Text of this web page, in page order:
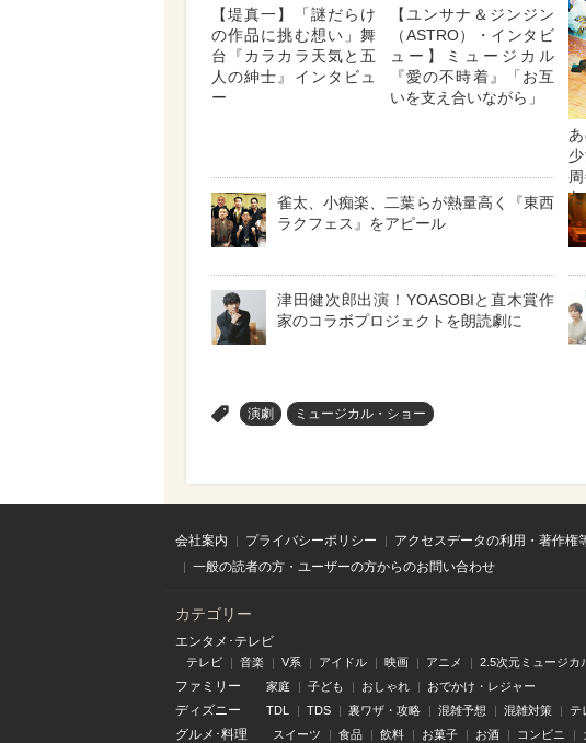
【堤真一】「謎だらけ
の作品に挑む想い」舞
台『カラカラ天気と五
人の紳士』インタビュ
ー
【ユンサナ＆ジンジン
（ASTRO）・インタビ
ュー】ミュージカル
『愛の不時着』「お互
いを支え合いながら」
雀太、小痴楽、二葉らが熱量高く『東西
ラクフェス』をアピール
津田健次郎出演！YOASOBIと直木賞作
家のコラボプロジェクトを朗読劇に
演劇 ミュージカル・ショー
会社案内 プライバシーポリシー アクセスデータの利用・著作権
一般の読者の方・ユーザーの方からのお問い合わせ
カテゴリー
エンタメ･テレビ
テレビ 音楽 V系 アイドル 映画 アニメ 2.5次元ミュージカ
ファミリー 家庭 子ども おしゃれ おでかけ・レジャー
ディズニー TDL TDS 裏ワザ・攻略 混雑予想 混雑対策 テ
グルメ･料理 スイーツ 食品 飲料 お菓子 お酒 コンビニ